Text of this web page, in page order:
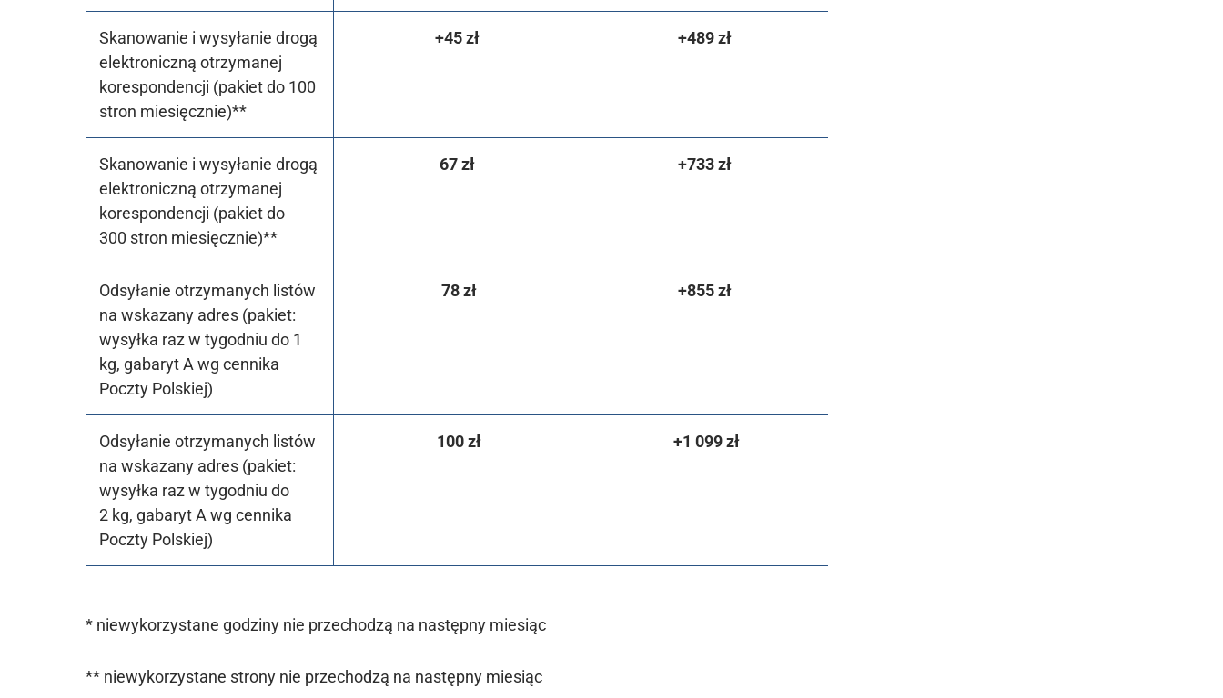
Skanowanie i wysyłanie drogą
elektroniczną otrzymanej
korespondencji (pakiet do 100
stron miesięcznie)**
+45 zł +489 zł
Skanowanie i wysyłanie drogą
elektroniczną otrzymanej
korespondencji (pakiet do
300 stron miesięcznie)**
67 zł +733 zł
Odsyłanie otrzymanych listów
na wskazany adres (pakiet:
wysyłka raz w tygodniu do 1
kg, gabaryt A wg cennika
Poczty Polskiej)
78 zł +855 zł
Odsyłanie otrzymanych listów
na wskazany adres (pakiet:
wysyłka raz w tygodniu do
2 kg, gabaryt A wg cennika
Poczty Polskiej)
100 zł +1 099 zł
* niewykorzystane godziny nie przechodzą na następny miesiąc
** niewykorzystane strony nie przechodzą na następny miesiąc